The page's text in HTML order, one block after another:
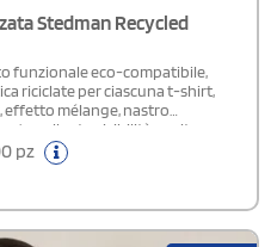
Stedman Recycled
funzionale eco-compatibile,
riciclate per ciascuna t-shirt,
effetto mélange, nastro
visibilità, cuciture
stretto dello stesso materiale,
intessuta nel colletto,
nella cucitura laterale,
Donna
pz